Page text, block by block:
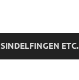
SINDELFINGEN ETC.